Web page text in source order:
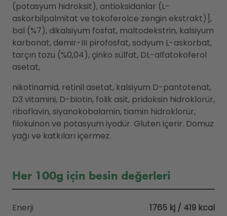
(potasyum hidroksit), antioksidanlar (L-
askorbilpalmitat ve tokoferolce zengin ekstrakt)],
bal (%7), dikalsiyum fosfat, maltodekstrin, kalsiyum
karbonat, demir-III pirofosfat, sodyum L-askorbat,
tarçın tozu (%0,04), çinko sülfat, DL-alfatokoferol
asetat,
nikotinamid, retinil asetat, kalsiyum D-pantotenat,
D3 vitamini, D-biotin, folik asit, pridoksin hidroklorür,
riboflavin, siyanokobalamin, tiamin hidroklorür,
filokuinon ve potasyum iyodür. Gluten içerir. Domuz
yağı ve katkıları içermez.
Her 100g için besin değerleri
Enerji
1765 kj / 419 kcal